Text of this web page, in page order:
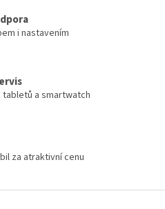
i nastavením
a smartwatch
za atraktivní cenu